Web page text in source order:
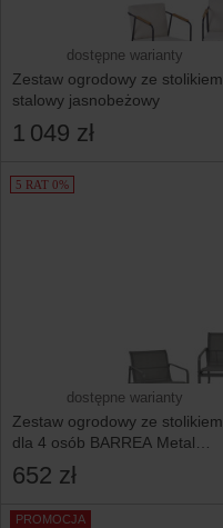
dostępne warianty
Zestaw ogrodowy ze stolikiem
stalowy jasnobeżowy
1 049 zł
5 RAT 0%
dostępne warianty
Zestaw ogrodowy ze stolikiem
dla 4 osób BARREA Metal
Szary
652 zł
PROMOCJA